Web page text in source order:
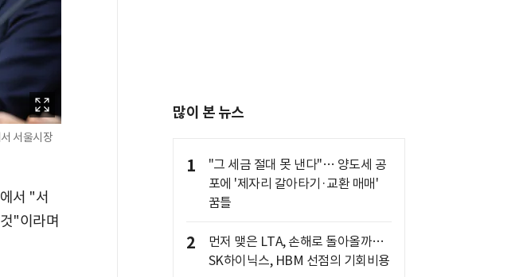
서울시장
서 "서
"이라며
많이 본 뉴스
1
"그 세금 절대 못 낸다"… 양도세 공
포에 '제자리 갈아타기·교환 매매'
꿈틀
2
먼저 맺은 LTA, 손해로 돌아올까…
SK하이닉스, HBM 선점의 기회비용